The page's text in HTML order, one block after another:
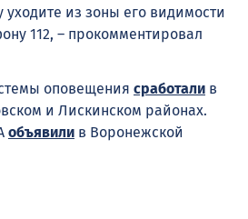
из зоны его видимости
112, – прокомментировал
оповещения сработали в
и Лискинском районах.
объявили в Воронежской